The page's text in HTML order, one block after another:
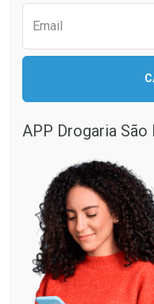
Email
APP Drogaria São